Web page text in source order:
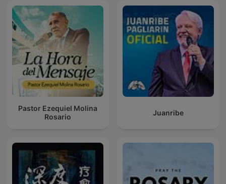
Pastor Ezequiel Molina
Rosario
Juanribe